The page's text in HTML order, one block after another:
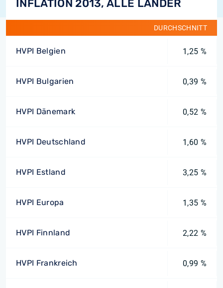
INFLATION 2013, ALLE LÄNDER
DURCHSCHNITT
HVPI Belgien 1,25 %
HVPI Bulgarien 0,39 %
HVPI Dänemark 0,52 %
HVPI Deutschland 1,60 %
HVPI Estland 3,25 %
HVPI Europa 1,35 %
HVPI Finnland 2,22 %
HVPI Frankreich 0,99 %